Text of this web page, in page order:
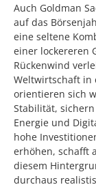
Auch Goldman
auf das
eine seltene
einer lockereren
Rückenwind
Weltwirtschaft in
orientieren sich
Stabilität,
Energie und
hohe
erhöhen, schafft
diesem
durchaus